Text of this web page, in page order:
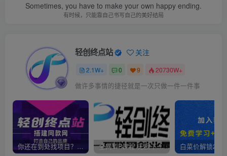
Sometimes, you have to make your own happy ending.
有时候，只能靠自己书写自己的美好结局
轻创终点站 关注
2.1W+ 0 9 20730W+
做许多事情的捷径就是一次只做一件一件事
你还在到处找项目？还在当韭菜？我靠卖项目一个月收入5万+，曾经我也是个失败者。 全网VIP课程 无损下载~